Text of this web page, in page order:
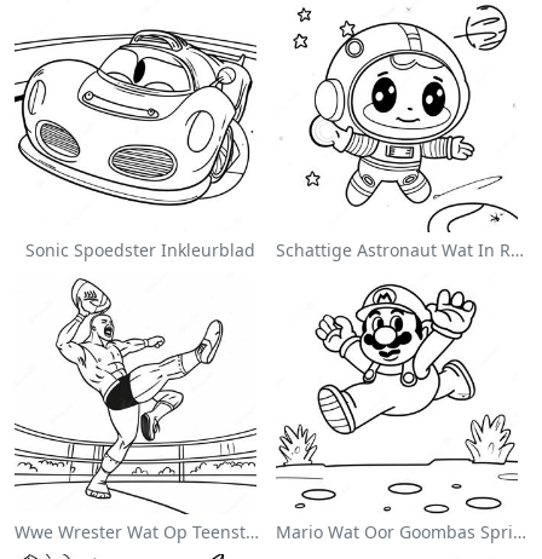
Sonic Spoedster Inkleurblad Schattige Astronaut Wat In Ruimte Drif Inkleurblad
Wwe Wrester Wat Op Teenstander Spring Inkleurblad Mario Wat Oor Goombas Spring Inkleurblad